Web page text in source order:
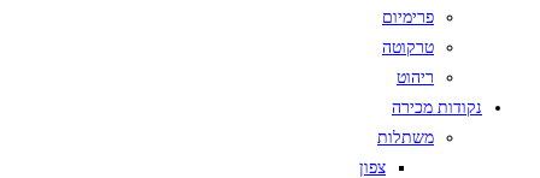
פרימיום
טרקוטה
ריהוט
נקודות מכירה
משתלות
צפון